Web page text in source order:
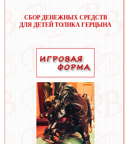
СБОР ДЕНЕЖНЫХ СРЕДСТВ
ДЛЯ ДЕТЕЙ ТОЛИКА ГЕРЦЫНА